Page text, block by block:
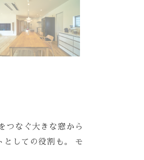
つなぐ大きな窓から
しての役割も。 モ